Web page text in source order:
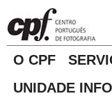
O CPF
UNIDADE